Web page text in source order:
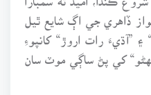
ڏاهري جي اڳ شايع ٿيل
۽ ”آڌيءَ رات اروڙ“ کانپوءِ
کي پڻ ساڳي موٽ سان